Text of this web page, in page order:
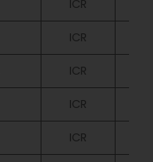
ICR
ICR
ICR
ICR
ICR